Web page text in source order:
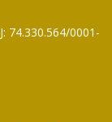
74.330.564/0001-